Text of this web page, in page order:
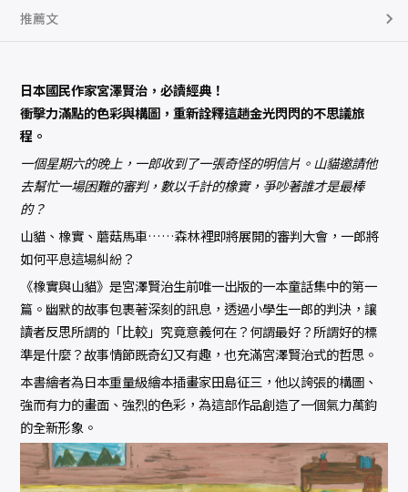
推薦文
日本國民作家宮澤賢治，必讀經典！
衝擊力滿點的色彩與構圖，重新詮釋這趟金光閃閃的不思議旅
程。
一個星期六的晚上，一郎收到了一張奇怪的明信片。山貓邀請他
去幫忙一場困難的審判，數以千計的橡實，爭吵著誰才是最棒
的？
山貓、橡實、蘑菇馬車……森林裡即將展開的審判大會，一郎將
如何平息這場糾紛？
《橡實與山貓》是宮澤賢治生前唯一出版的一本童話集中的第一
篇。幽默的故事包裹著深刻的訊息，透過小學生一郎的判決，讓
讀者反思所謂的「比較」究竟意義何在？何謂最好？所謂好的標
準是什麼？故事情節既奇幻又有趣，也充滿宮澤賢治式的哲思。
本書繪者為日本重量級繪本插畫家田島征三，他以誇張的構圖、
強而有力的畫面、強烈的色彩，為這部作品創造了一個氣力萬鈞
的全新形象。